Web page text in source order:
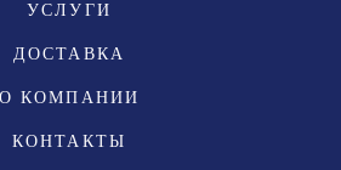
УСЛУГИ
ДОСТАВКА
О КОМПАНИИ
КОНТАКТЫ